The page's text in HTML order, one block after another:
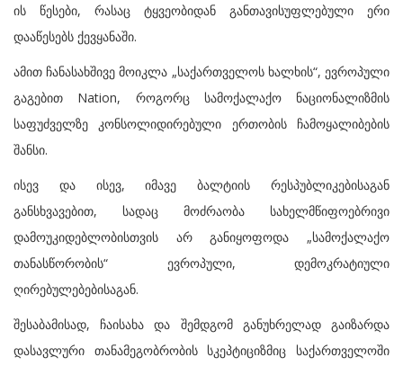
ის წესები, რასაც ტყვეობიდან განთავისუფლებული ერი
დააწესებს ქევყანაში.
ამით ჩანასახშივე მოიკლა „საქართველოს ხალხის“, ევროპული
გაგებით Nation, როგორც სამოქალაქო ნაციონალიზმის
საფუძველზე კონსოლიდირებული ერთობის ჩამოყალიბების
შანსი.
ისევ და ისევ, იმავე ბალტიის რესპუბლიკებისაგან
განსხვავებით, სადაც მოძრაობა სახელმწიფოებრივი
დამოუკიდებლობისთვის არ განიყოფოდა „სამოქალაქო
თანასწორობის“ ევროპული, დემოკრატიული
ღირებულებებისაგან.
შესაბამისად, ჩაისახა და შემდგომ განუხრელად გაიზარდა
დასავლური თანამეგობრობის სკეპტიციზმიც საქართველოში